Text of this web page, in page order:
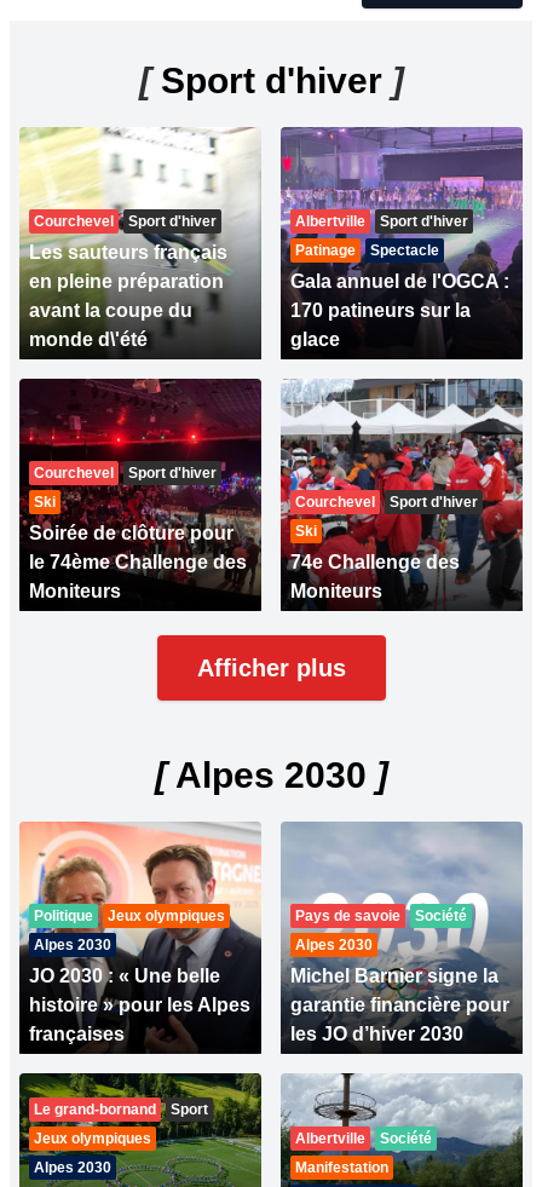
[Sport d'hiver ]
Courchevel Sport d'hiver
Les sauteurs français
en pleine préparation
avant la coupe du
monde d\'été
Albertville
Sport d'hiver
Patinage
Spectacle
Gala annuel de l'OGCA :
170 patineurs sur la
glace
Courchevel
Sport d'hiver
Ski
Soirée de clôture pour
le 74ème Challenge des
Moniteurs
Courchevel
Sport d'hiver
Ski
74e Challenge des
Moniteurs
Afficher plus
[Alpes 2030 ]
Politique
Jeux olympiques
Alpes 2030
JO 2030 : « Une belle
histoire » pour les Alpes
françaises
Pays de savoie
Société
Alpes 2030
Michel Barnier signe la
garantie financière pour
les JO d’hiver 2030
Le grand-bornand
Sport
Jeux olympiques
Alpes 2030
Albertville
Société
Manifestation